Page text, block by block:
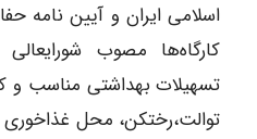
اسلامی ایران و آیین نامه
کارگاه‌ها مصوب
تسهیلات بهداشتی مناسب و
توالت،‌رختکن، محل